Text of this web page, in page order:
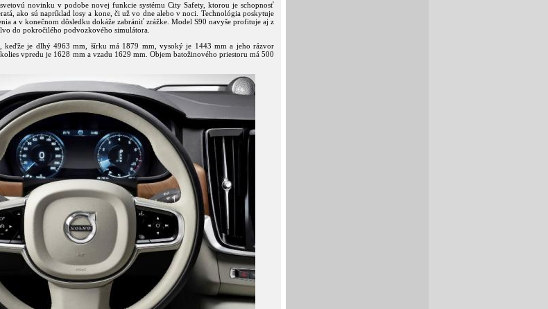
novinku v podobe novej funkcie systému City Safety, ktorou je schopnosť
ako sú napríklad losy a kone, či už vo dne alebo v noci. Technológia poskytuje
a v konečnom dôsledku dokáže zabrániť zrážke. Model S90 navyše profituje aj z
do pokročilého podvozkového simulátora.
keďže je dlhý 4963 mm, šírku má 1879 mm, vysoký je 1443 mm a jeho rázvor
vpredu je 1628 mm a vzadu 1629 mm. Objem batožinového priestoru má 500